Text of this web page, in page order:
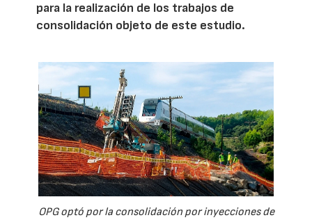
para la realización de los trabajos de
consolidación objeto de este estudio.
OPG optó por la consolidación por inyecciones de